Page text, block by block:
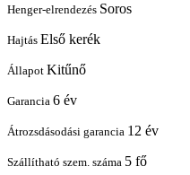
Henger-elrendezés Soros
Hajtás Első kerék
Állapot Kitűnő
Garancia 6 év
Átrozsdásodási garancia 12 év
Szállítható szem. száma 5 fő